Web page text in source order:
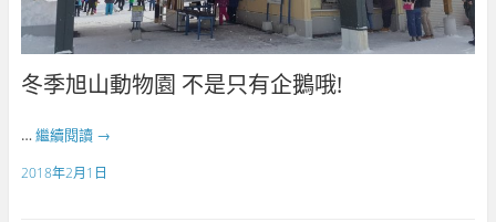
冬季旭山動物園 不是只有企鵝哦!
… 繼續閱讀 →
2018年2月1日